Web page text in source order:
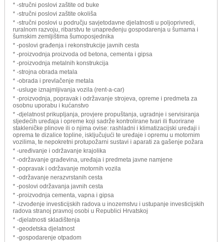
* -stručni poslovi zaštite od buke
* -stručni poslovi zaštite okoliša
* -stručni poslovi u području savjetodavne djelatnosti u poljoprivredi,
ruralnom razvoju, ribarstvu te unapređenju gospodarenja u šumama i
šumskim zemljištima šumoposjednika
* -poslovi građenja i rekonstrukcije javnih cesta
* -proizvodnja proizvoda od betona, cementa i gipsa
* -proizvodnja metalnih konstrukcija
* -strojna obrada metala
* -obrada i prevlačenje metala
* -usluge iznajmljivanja vozila (rent-a-car)
* -proizvodnja, popravak i održavanje strojeva, opreme i predmeta za
osobnu uporabu i kućanstvo
* -djelatnost prikupljanja, provjere propuštanja, ugradnje i servisiranja
sljedećih uređaja i opreme koji sadrže kontrolirane tvari ili fluorirane
stakleničke plinove ili o njima ovise: rashladni i klimatizacijski uređaji i
oprema te dizalice topline, isključujući te uređaje i opremu u motornim
vozilima, te nepokretni protupožarni sustavi i aparati za gašenje požara
* -uređivanje i održavanje krajolika
* -održavanje građevina, uređaja i predmeta javne namjene
* -popravak i održavanje motornih vozila
* -održavanje nerazvrstanih cesta
* -poslovi održavanja javnih cesta
* -proizvodnja cementa, vapna i gipsa
* -izvođenje investicijskih radova u inozemstvu i ustupanje investicijskih
radova stranoj pravnoj osobi u Republici Hrvatskoj
* -djelatnosti skladištenja
* -geodetska djelatnost
* -gospodarenje otpadom